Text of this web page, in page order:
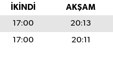
İKINDI AKŞAM
17:00 20:13
17:00 20:11